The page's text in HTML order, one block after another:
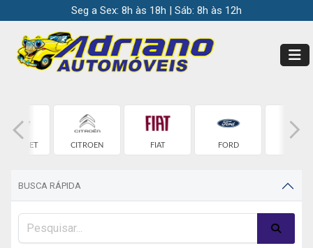
Seg a Sex: 8h às 18h | Sáb: 8h às 12h
CITROEN FIAT FORD
BUSCA RÁPIDA